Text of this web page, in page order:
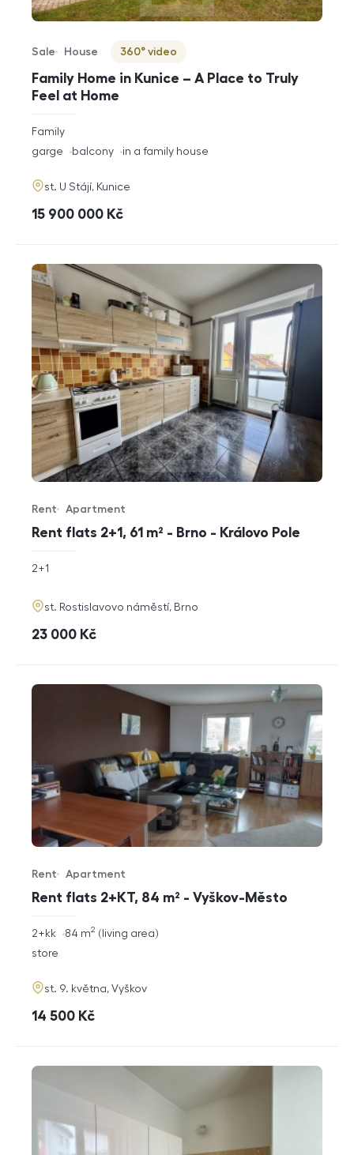
Family Home in Kunice – A Place to Truly
Feel at Home
Offer type
Sale
Property type
House
Virtuální prohlídka
360° video
rozměry
disposition
Family
funkce
garge balcony in a family house
adresa
st. U Stájí, Kunice
cena
15 900 000 Kč
Rent flats 2+1, 61 m² - Brno - Královo Pole
Offer type
Rent
Property type
Apartment
rozměry
disposition
2+1
adresa
st. Rostislavovo náměstí, Brno
cena
23 000 Kč
Rent flats 2+KT, 84 m² - Vyškov-Město
Offer type
Rent
Property type
Apartment
rozměry
disposition
2+kk living area
84 m2
funkce
store
adresa
st. 9. května, Vyškov
cena
14 500 Kč